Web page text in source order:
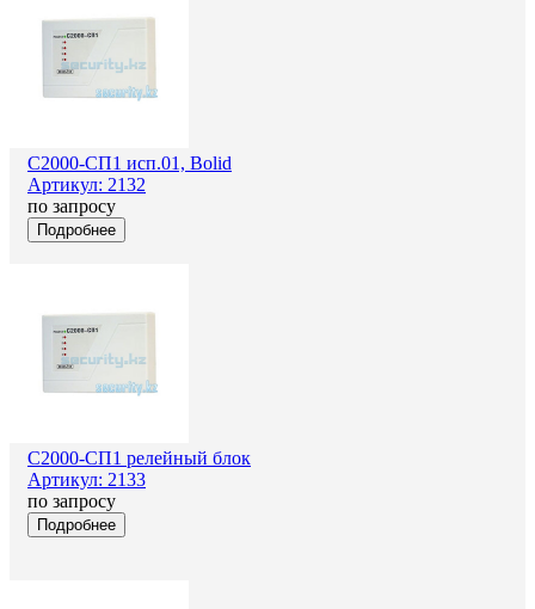
С2000-СП1 исп.01, Bolid
Артикул: 2132
по запросу
Подробнее
С2000-СП1 релейный блок
Артикул: 2133
по запросу
Подробнее